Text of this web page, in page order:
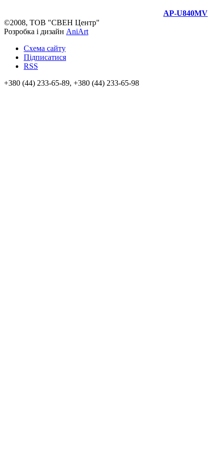
AP-U840MV
©2008, ТОВ "СВЕН Центр"
Розробка і дизайн AniArt
Схема сайту
Підписатися
RSS
+380 (44) 233-65-89, +380 (44) 233-65-98